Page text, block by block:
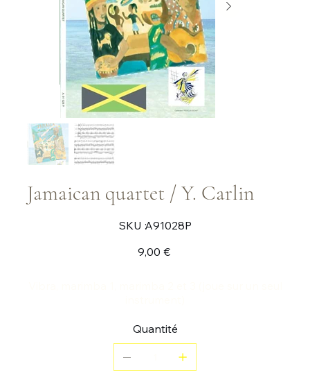
Jamaican quartet / Y. Carlin
SKU :SKU
A91028P
A91028P
9,00 €
Quantité